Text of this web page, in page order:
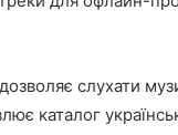
слухати
каталог